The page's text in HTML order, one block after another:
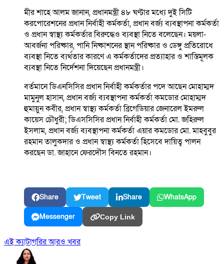
মীর শাহে আলম জানান, প্রধানমন্ত্রী ৪৮ ঘণ্টার মধ্যে দুই সিটি
করপোরেশনের প্রধান নির্বাহী কর্মকর্তা, প্রধান বর্জ্য ব্যবস্থাপনা কর্মকর্তা
ও প্রধান স্বাস্থ্য কর্মকর্তার বিরুদ্ধেও ব্যবস্থা নিতে বলেছেন। ময়লা-
আবর্জনা পরিষ্কার, পানি নিষ্কাশনের স্থান পরিষ্কার ও ডেঙ্গু প্রতিরোধে
ব্যবস্থা নিতে ব্যর্থতার কারণে এ কর্মকর্তাদের প্রত্যাহার ও শাস্তিমূলক
ব্যবস্থা নিতে নির্দেশনা দিয়েছেন প্রধানমন্ত্রী।
বর্তমানে ডিএনসিসির প্রধান নির্বাহী কর্মকর্তার পদে আছেন মোহাম্মদ
মামুনুল হাসান, প্রধান বর্জ্য ব্যবস্থাপনা কর্মকর্তা কমডোর মোহাম্মদ
হুমায়ুন কবীর, প্রধান স্বাস্থ্য কর্মকর্তা ব্রিগেডিয়ার জেনারেল ইমরুল
কায়েস চৌধুরী; ডিএসসিসির প্রধান নির্বাহী কর্মকর্তা মো. জহিরুল
ইসলাম, প্রধান বর্জ্য ব্যবস্থাপনা কর্মকর্তা এয়ার কমডোর মো. মাহবুবুর
রহমান তালুকদার ও প্রধান স্বাস্থ্য কর্মকর্তা হিসেবে দায়িত্ব পালন
করছেন ডা. জাহানে ফেরদৌস বিনতে রহমান।
Share Tweet Share WhatsApp
Messenger Copy Link
এই ক্যাটাগরির আরও খবর